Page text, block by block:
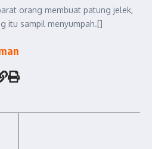
orang membuat patung jelek,
itu sampil menyumpah.[]